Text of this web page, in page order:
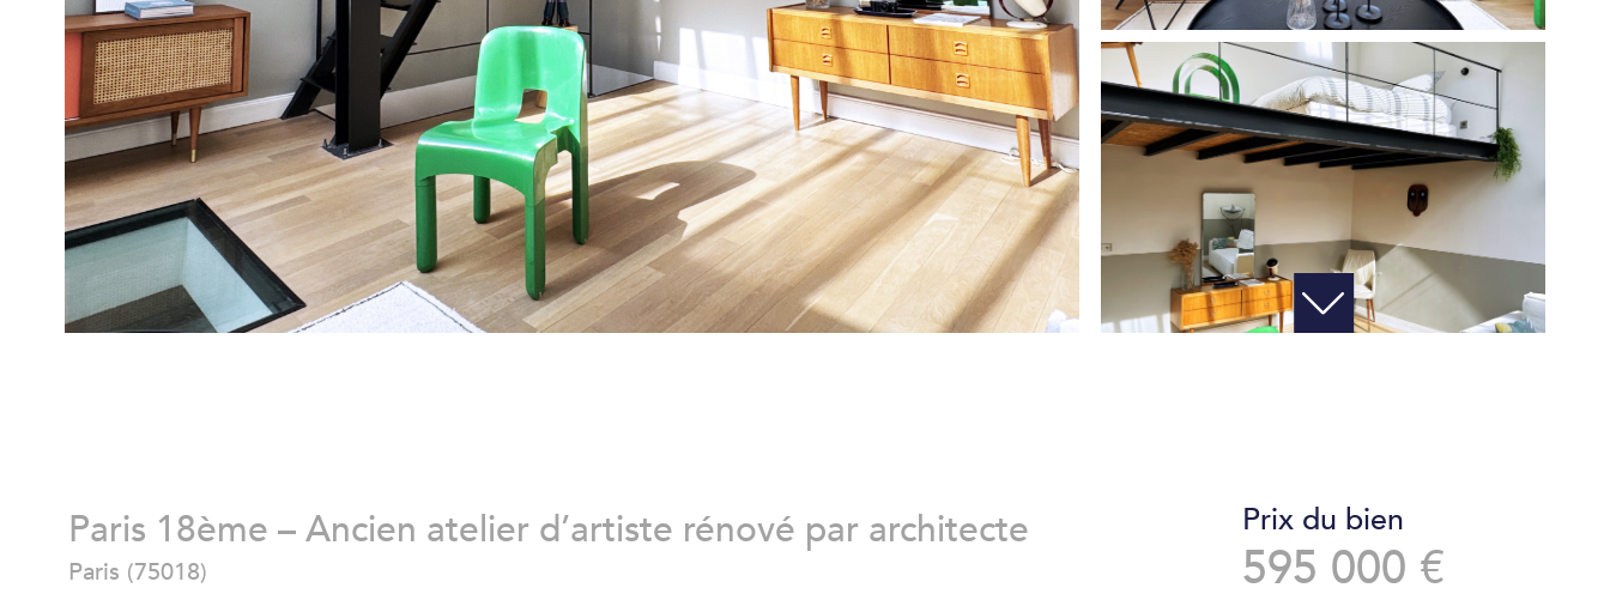
Paris 18ème – Ancien atelier d’artiste rénové par architecte
Paris (75018)
Prix du bien
595 000 €